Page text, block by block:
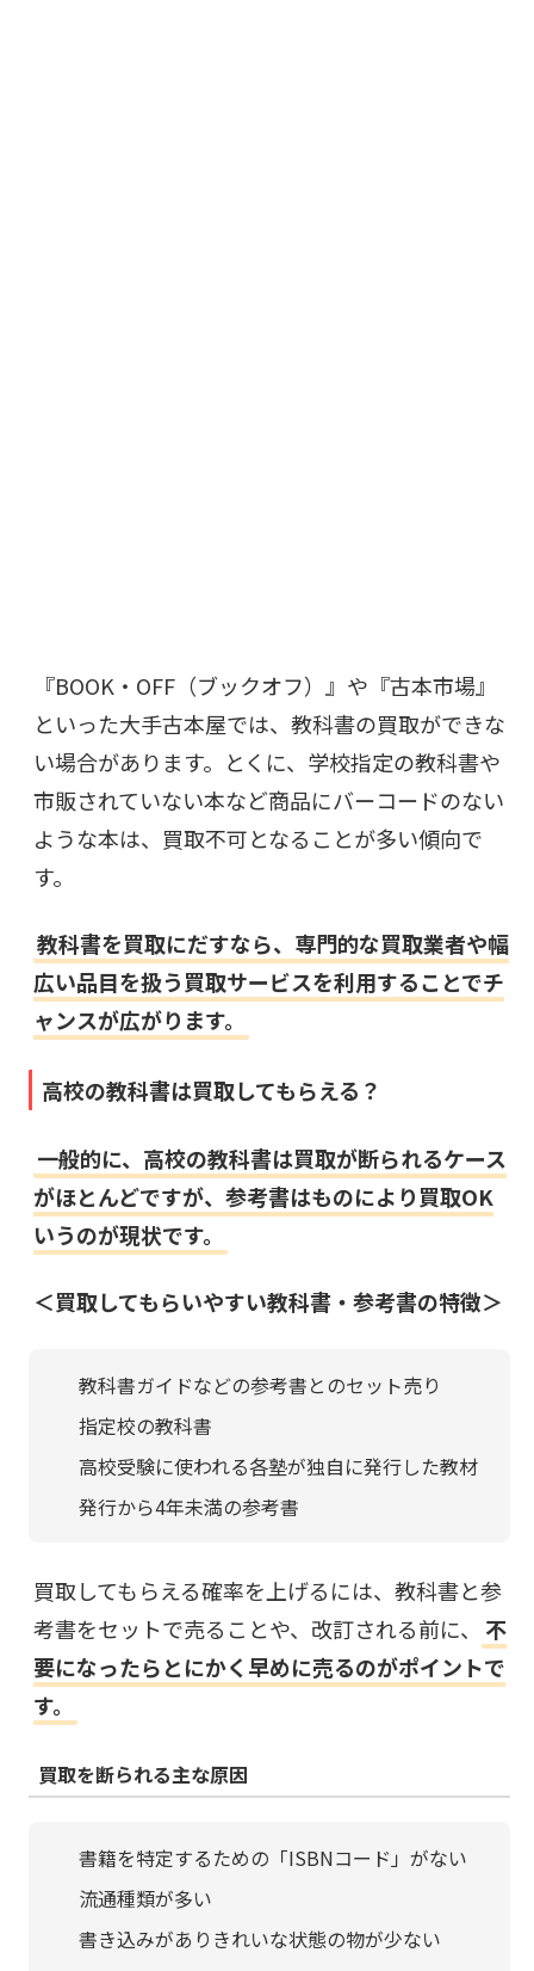
『BOOK・OFF（ブックオフ）』や『古本市場』
といった大手古本屋では、教科書の買取ができな
い場合があります。とくに、学校指定の教科書や
市販されていない本など商品にバーコードのない
ような本は、買取不可となることが多い傾向で
す。
教科書を買取にだすなら、専門的な買取業者や幅
広い品目を扱う買取サービスを利用することでチ
ャンスが広がります。
高校の教科書は買取してもらえる？
一般的に、高校の教科書は買取が断られるケース
がほとんどですが、参考書はものにより買取OK
いうのが現状です。
＜買取してもらいやすい教科書・参考書の特徴＞
教科書ガイドなどの参考書とのセット売り
指定校の教科書
高校受験に使われる各塾が独自に発行した教材
発行から4年未満の参考書
買取してもらえる確率を上げるには、教科書と参
考書をセットで売ることや、改訂される前に、
不
要になったらとにかく早めに売るのがポイントで
す。
買取を断られる主な原因
書籍を特定するための「ISBNコード」がない
流通種類が多い
書き込みがありきれいな状態の物が少ない